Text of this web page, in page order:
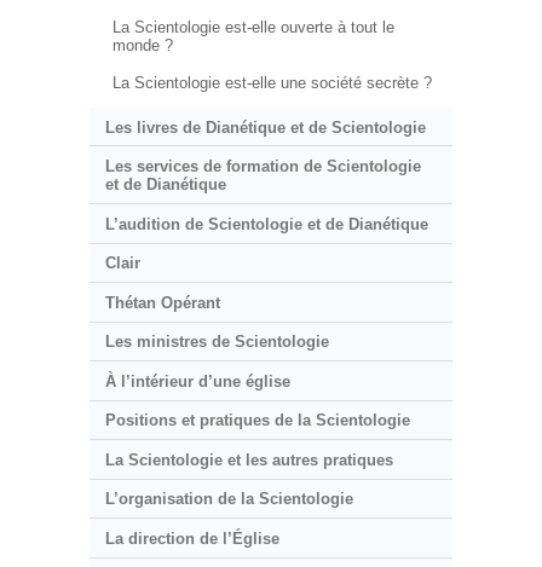
La Scientologie est-elle ouverte à tout le
monde ?
La Scientologie est-elle une société secrète ?
Les livres de Dianétique et de Scientologie
Les services de formation de Scientologie
et de Dianétique
L’audition de Scientologie et de Dianétique
Clair
Thétan Opérant
Les ministres de Scientologie
À l’intérieur d’une église
Positions et pratiques de la Scientologie
La Scientologie et les autres pratiques
L’organisation de la Scientologie
La direction de l’Église